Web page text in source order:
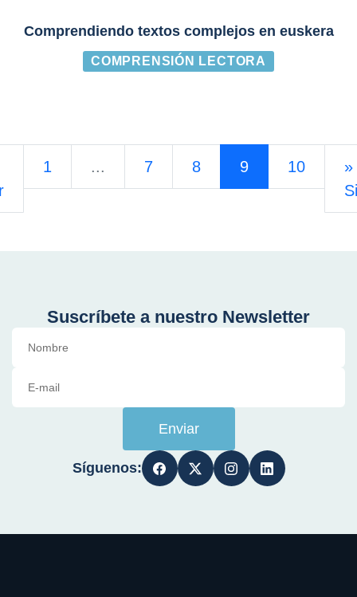
Comprendiendo textos complejos en euskera
COMPRENSIÓN LECTORA
1 ... 7 8 9 10
»
Suscríbete a nuestro Newsletter
Enviar
Síguenos: